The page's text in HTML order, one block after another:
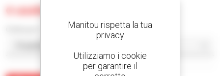
0 usate carrello imbarcato
Manitou rispetta la tua
privacy
Utilizziamo i cookie
per garantire il